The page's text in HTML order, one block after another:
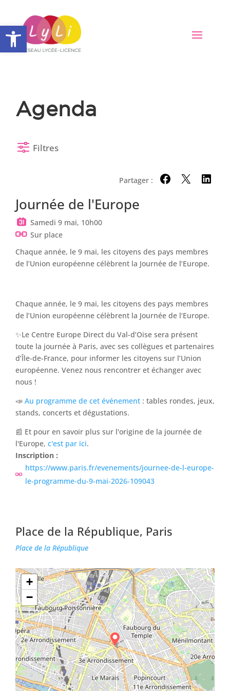
Ouvrir la barre d’outils
Agenda
Filtres
Partager : Partager surPartager sur X
Journée de l'Europe
Samedi 9 mai, 10h00
Sur place
Chaque année, le 9 mai, les citoyens des pays membres
de l’Union européenne célèbrent la Journée de l’Europe.
Chaque année, le 9 mai, les citoyens des pays membres
de l’Union européenne célèbrent la Journée de l’Europe.
✨Le Centre Europe Direct du Val-d’Oise sera présent
toute la journée à Paris, avec ses collègues et partenaires
d’Île-de-France, pour informer les citoyens sur l’Union
européenne. Venez nous rencontrer et échanger avec
nous !
📣 Au programme de cet événement : tables rondes, jeux,
stands, concerts et dégustations.
📰 Et pour en savoir plus sur l'origine de la journée de
l'Europe, c'est par ici.
Inscription :
https://www.paris.fr/evenements/journee-de-l-europe-
le-programme-du-9-mai-2026-109043
Place de la République, Paris
Place de la République
+
−